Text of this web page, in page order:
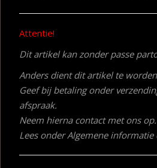
Attentie!
Dit artikel kan zonder passe
Anders dient dit artikel te
Geef bij betaling onder
afspraak.
Neem hierna contact met ons op.
Lees onder Algemene